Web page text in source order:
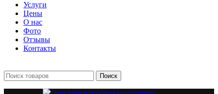
Услуги
Цены
О нас
Фото
Отзывы
Контакты
Поиск